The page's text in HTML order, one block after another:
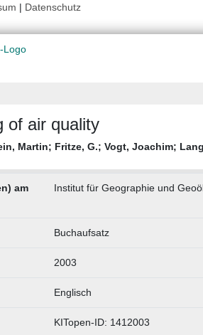
| Datenschutz
of air quality
Martin; Fritze, G.; Vogt, Joachim;
am
Institut für Geographie und
Buchaufsatz
2003
Englisch
KITopen-ID: 1412003